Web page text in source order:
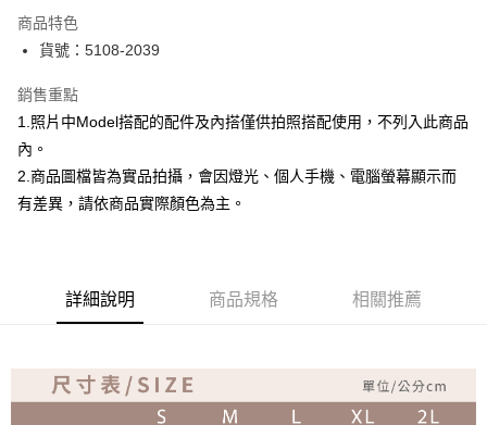
ATM付款
運送方式
全家取貨付款
付款後全家取貨
免運費
商品特色
貨號：5108-2039
銷售重點
1.照片中Model搭配的配件及內搭僅供拍照搭配使用，不列入此商品
內。
2.商品圖檔皆為實品拍攝，會因燈光、個人手機、電腦螢幕顯示而
有差異，請依商品實際顏色為主。
詳細說明 商品規格 相關推薦